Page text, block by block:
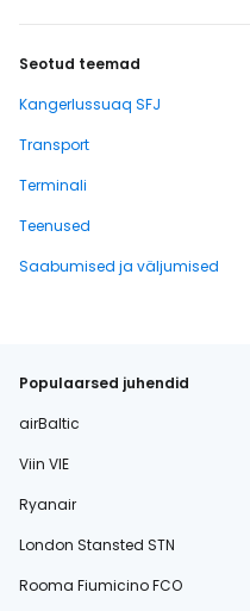
Seotud teemad
Kangerlussuaq SFJ
Transport
Terminali
Teenused
Saabumised ja väljumised
Populaarsed juhendid
airBaltic
Viin VIE
Ryanair
London Stansted STN
Rooma Fiumicino FCO